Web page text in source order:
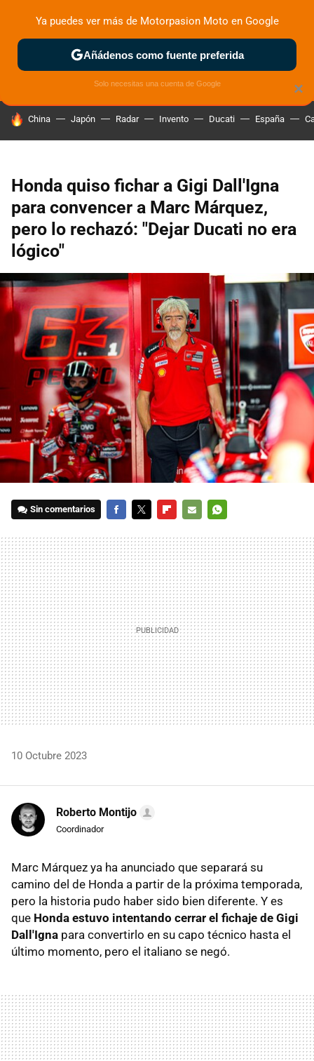
ZONA DE PRUEBAS DEPORTIVAS MOTOS ELÉCTRICAS
HOY SE HABLA DE
China Japón Radar Invento Ducati España
Honda quiso fichar a Gigi Dall'Igna
para convencer a Marc Márquez,
pero lo rechazó: "Dejar Ducati no era
lógico"
Sin comentarios
MAIL
10 Octubre 2023
Roberto Montijo
Coordinador
Marc Márquez ya ha anunciado que separará su
camino del de Honda a partir de la próxima temporada,
pero la historia pudo haber sido bien diferente. Y es
que Honda estuvo intentando cerrar el fichaje de Gigi
Dall'Igna para convertirlo en su capo técnico hasta el
último momento, pero el italiano se negó.
×
Ya puedes ver más de Motorpasion Moto en Google
Añádenos como fuente preferida
Solo necesitas una cuenta de Google